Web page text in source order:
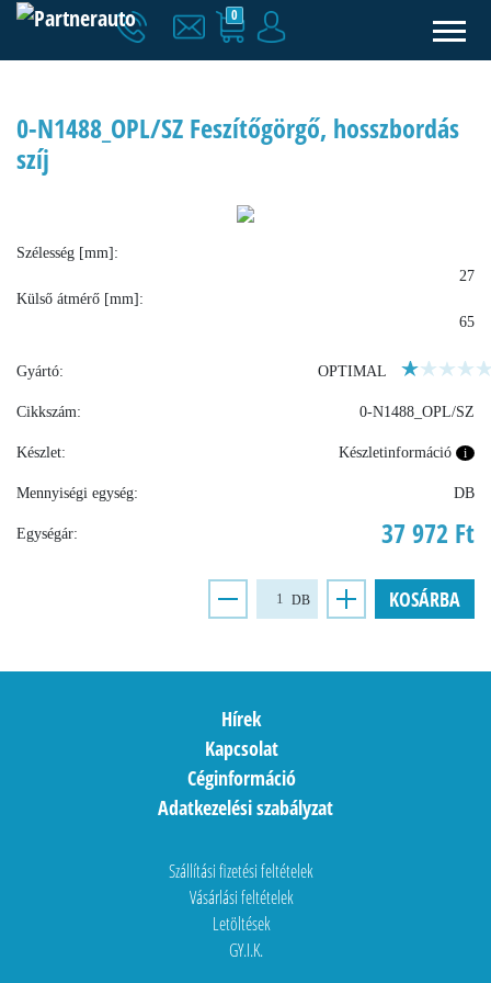
0
0-N1488_OPL/SZ Feszítőgörgő, hosszbordás
szíj
Szélesség [mm]:
27
Külső átmérő [mm]:
65
Gyártó: OPTIMAL
Cikkszám: 0-N1488_OPL/SZ
Készlet: Készletinformáció i
Mennyiségi egység: DB
Egységár: 37 972 Ft
DB KOSÁRBA
Hírek
Kapcsolat
Céginformáció
Adatkezelési szabályzat
Szállítási fizetési feltételek
Vásárlási feltételek
Letöltések
GY.I.K.